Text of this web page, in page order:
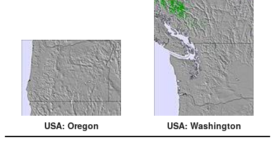
USA: Oregon USA: Washington